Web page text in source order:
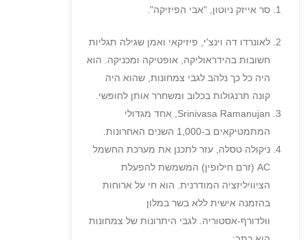
סר אייזק ניוטון, "אבי הפיזיקה".
לאונרדו דה וינצ'י, פיזיקאי ואמן שגילה תגליות
חשובות בהידראוליקה, אופטיקה ומכניקה. הוא
היה כל כך נלהב לגבי צמחונות, שהוא היה
קונה תרנגולות בכלוב ומשחרר אותן לחופשי.
Srinivasa Ramanujan, אחד מגדולי
המתמטיקאים ב-1,000 השנים האחרונות.
ניקולה טסלה, עזר לתכנן את מערכת החשמל
AC (זרם חילופין) המשמשת להפעלת
הציוויליזציה המודרנית. הוא חי על ארוחות
בהזמנה אישית ללא בשר במלון
וולדורף-אסטוריה. לגבי היתרונות של צמחונות